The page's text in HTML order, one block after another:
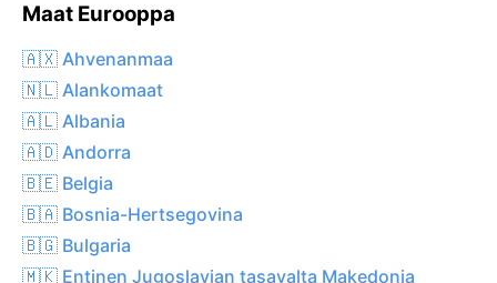
Maat Eurooppa
🇦🇽 Ahvenanmaa
🇳🇱 Alankomaat
🇦🇱 Albania
🇦🇩 Andorra
🇧🇪 Belgia
🇧🇦 Bosnia-Hertsegovina
🇧🇬 Bulgaria
🇲🇰 Entinen Jugoslavian tasavalta Makedonia